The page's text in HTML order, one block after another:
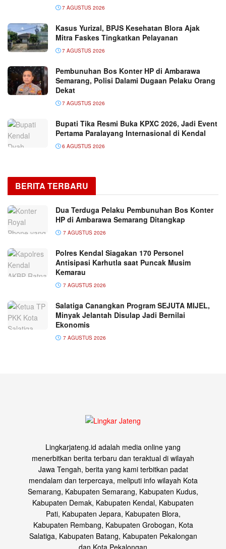
7 AGUSTUS 2026
Kasus Yurizal, BPJS Kesehatan Blora Ajak
Mitra Faskes Tingkatkan Pelayanan
7 AGUSTUS 2026
Pembunuhan Bos Konter HP di Ambarawa
Semarang, Polisi Dalami Dugaan Pelaku Orang
Dekat
7 AGUSTUS 2026
Bupati Tika Resmi Buka KPXC 2026, Jadi Event
Pertama Paralayang Internasional di Kendal
6 AGUSTUS 2026
BERITA TERBARU
Dua Terduga Pelaku Pembunuhan Bos Konter
HP di Ambarawa Semarang Ditangkap
7 AGUSTUS 2026
Polres Kendal Siagakan 170 Personel
Antisipasi Karhutla saat Puncak Musim
Kemarau
7 AGUSTUS 2026
Salatiga Canangkan Program SEJUTA MIJEL,
Minyak Jelantah Disulap Jadi Bernilai
Ekonomis
7 AGUSTUS 2026
Lingkarjateng.id adalah media online yang
menerbitkan berita terbaru dan teraktual di wilayah
Jawa Tengah, berita yang kami terbitkan padat
mendalam dan terpercaya, meliputi info wilayah Kota
Semarang, Kabupaten Semarang, Kabupaten Kudus,
Kabupaten Demak, Kabupaten Kendal, Kabupaten
Pati, Kabupaten Jepara, Kabupaten Blora,
Kabupaten Rembang, Kabupaten Grobogan, Kota
Salatiga, Kabupaten Batang, Kabupaten Pekalongan
dan Kota Pekalongan